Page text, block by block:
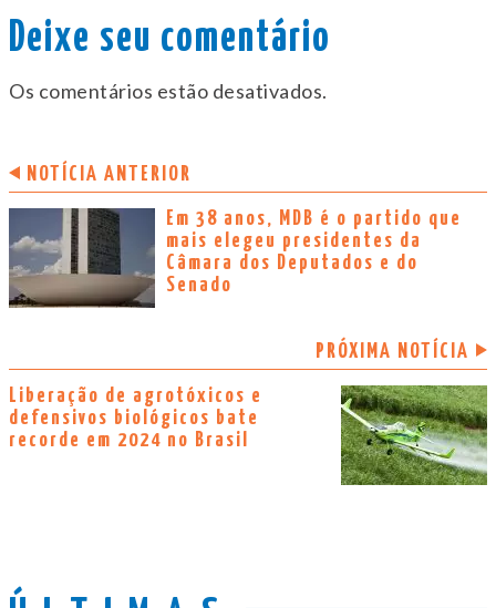
Deixe seu comentário
Os comentários estão desativados.
NOTÍCIA ANTERIOR
Em 38 anos, MDB é o partido que
mais elegeu presidentes da
Câmara dos Deputados e do
Senado
PRÓXIMA NOTÍCIA
Liberação de agrotóxicos e
defensivos biológicos bate
recorde em 2024 no Brasil